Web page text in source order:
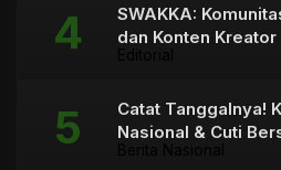
SWAKKA:
dan Konten Kreator
Catat Tanggalnya!
Nasional & Cuti